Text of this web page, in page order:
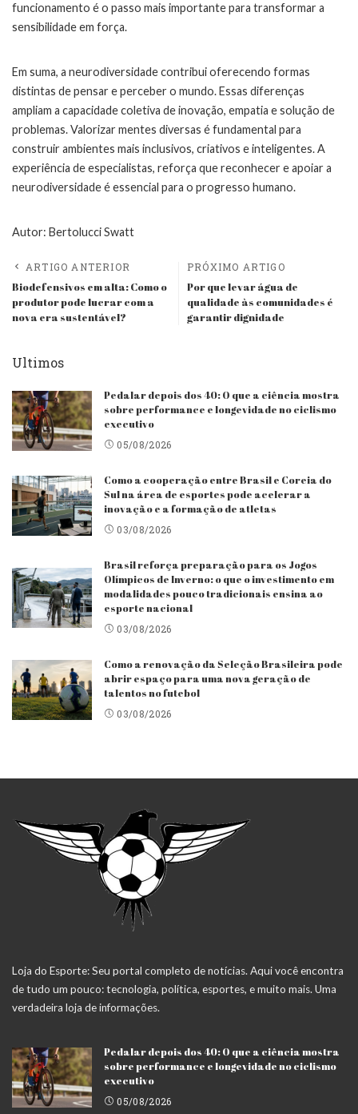
funcionamento é o passo mais importante para transformar a
sensibilidade em força.
Em suma, a neurodiversidade contribui oferecendo formas
distintas de pensar e perceber o mundo. Essas diferenças
ampliam a capacidade coletiva de inovação, empatia e solução de
problemas. Valorizar mentes diversas é fundamental para
construir ambientes mais inclusivos, criativos e inteligentes. A
experiência de especialistas, reforça que reconhecer e apoiar a
neurodiversidade é essencial para o progresso humano.
Autor: Bertolucci Swatt
ARTIGO ANTERIOR
Biodefensivos em alta: Como o
produtor pode lucrar com a
nova era sustentável?
PRÓXIMO ARTIGO
Por que levar água de
qualidade às comunidades é
garantir dignidade
Ultimos
Pedalar depois dos 40: O que a ciência mostra
sobre performance e longevidade no ciclismo
executivo
05/08/2026
Como a cooperação entre Brasil e Coreia do
Sul na área de esportes pode acelerar a
inovação e a formação de atletas
03/08/2026
Brasil reforça preparação para os Jogos
Olímpicos de Inverno: o que o investimento em
modalidades pouco tradicionais ensina ao
esporte nacional
03/08/2026
Como a renovação da Seleção Brasileira pode
abrir espaço para uma nova geração de
talentos no futebol
03/08/2026
Loja do Esporte: Seu portal completo de notícias. Aqui você encontra
de tudo um pouco: tecnologia, política, esportes, e muito mais. Uma
verdadeira loja de informações.
Pedalar depois dos 40: O que a ciência mostra
sobre performance e longevidade no ciclismo
executivo
05/08/2026